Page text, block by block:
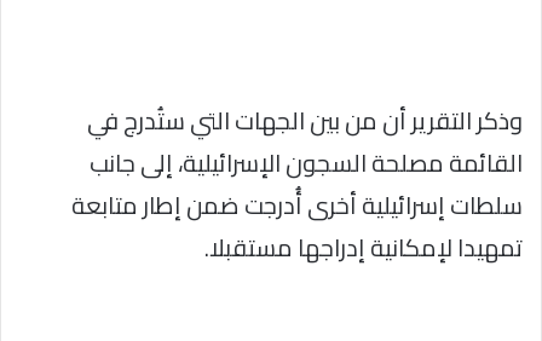
وذكر التقرير أن من بين الجهات التي ستُدرج في
القائمة مصلحة السجون الإسرائيلية، إلى جانب
سلطات إسرائيلية أخرى أُدرجت ضمن إطار متابعة
تمهيدا لإمكانية إدراجها مستقبلا.